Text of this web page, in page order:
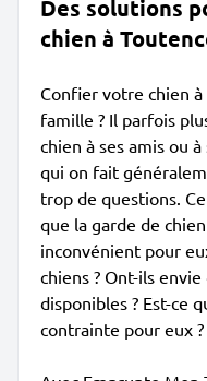
Des solutions
chien à
Confier votre chien à
famille ? Il parfois
chien à ses amis ou
qui on fait
trop de questions.
que la garde de
inconvénient pour
chiens ? Ont-ils
disponibles ? Est-ce
contrainte pour eux ?